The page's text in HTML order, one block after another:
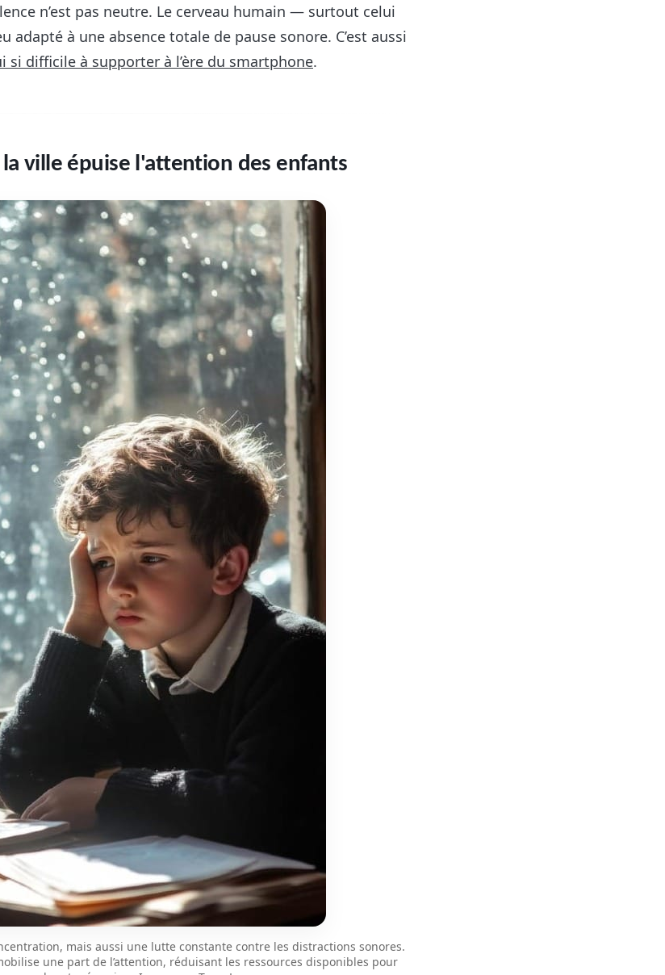
n’est pas neutre. Le cerveau humain — surtout celui
adapté à une absence totale de pause sonore. C’est aussi
si difficile à supporter à l’ère du smartphone.
ville épuise l'attention des enfants
mais aussi une lutte constante contre les distractions sonores.
une part de l’attention, réduisant les ressources disponibles pour